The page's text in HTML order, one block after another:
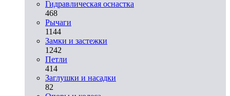
Гидравлическая оснастка
468
Рычаги
1144
Замки и застежки
1242
Петли
414
Заглушки и насадки
82